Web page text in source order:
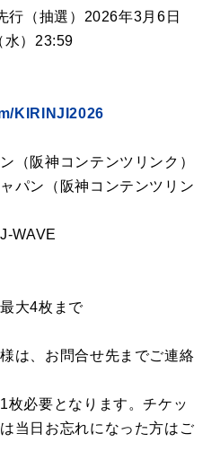
行（抽選）2026年3月6日
水）23:59
KIRINJI2026
（阪神コンテンツリンク）
パン（阪神コンテンツリン
WAVE
大4枚まで
は、お問合せ先までご連絡
必要となります。チケッ
当日お忘れになった方はご